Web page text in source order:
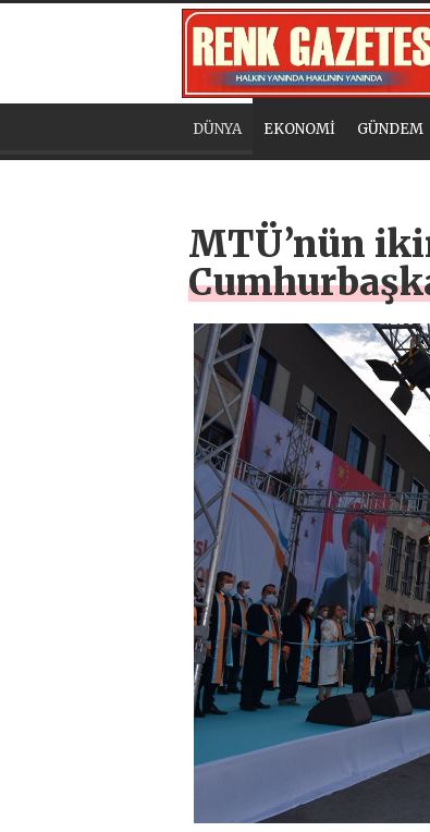
DÜNYA EKONOMİ GÜNDEM
MTÜ’nün